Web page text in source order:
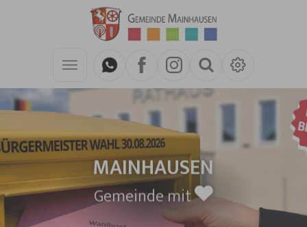
Zum Hauptinhalt springen
MAINHAUSEN
Gemeinde mit